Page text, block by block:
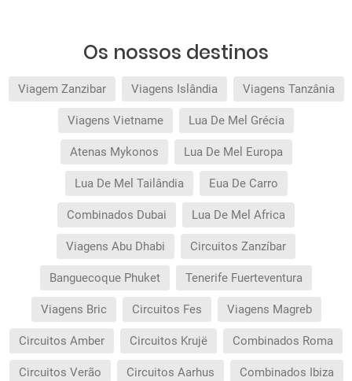
Os nossos destinos
Viagem Zanzibar Viagens Islândia Viagens Tanzânia
Viagens Vietname Lua De Mel Grécia
Atenas Mykonos Lua De Mel Europa
Lua De Mel Tailândia Eua De Carro
Combinados Dubai Lua De Mel Africa
Viagens Abu Dhabi Circuitos Zanzíbar
Banguecoque Phuket Tenerife Fuerteventura
Viagens Bric Circuitos Fes Viagens Magreb
Circuitos Amber Circuitos Krujë Combinados Roma
Circuitos Verão Circuitos Aarhus Combinados Ibiza